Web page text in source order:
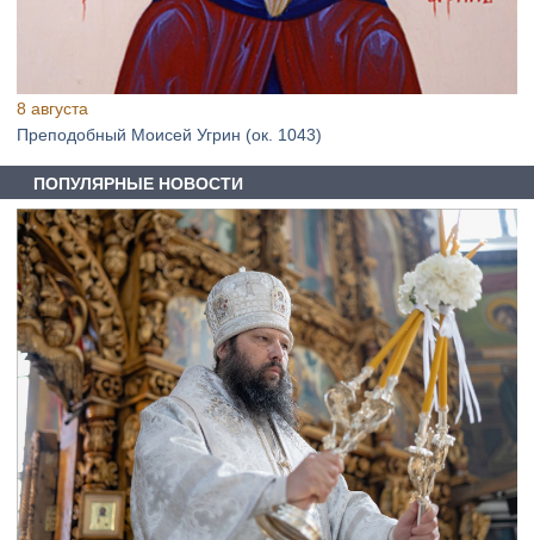
8 августа
Преподобный Моисей Угрин (ок. 1043)
ПОПУЛЯРНЫЕ НОВОСТИ